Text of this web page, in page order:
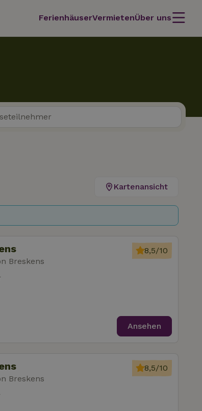
FerienhäuserVermietenÜber uns
Kartenansicht
Breskens
8,5/10
Ansehen
Breskens
8,5/10